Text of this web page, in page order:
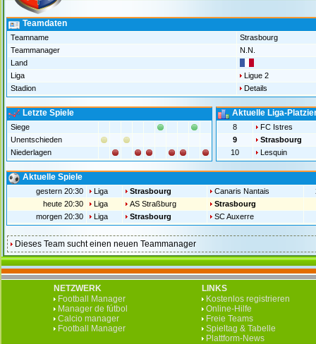
Teamdaten
Teamname
Strasbourg
Teammanager
N.N.
Land
Liga
Ligue 2
Stadion
Details
Letzte Spiele
Siege
Unentschieden
Niederlagen
Aktuelle Liga-
8
FC Istres
9
Strasbourg
10
Lesquin
Aktuelle Spiele
gestern 20:30 Liga Strasbourg Canaris Nantais
heute 20:30
Liga AS Straßburg
Strasbourg
morgen 20:30
Liga Strasbourg SC Auxerre
Dieses Team sucht einen neuen Teammanager
NETZWERK
Football Manager
Manager de fútbol
Calcio manager
Football Manager
LINKS
Kostenlos registrieren
Online-Hilfe
Freie Teams
Spieltag & Tabelle
Plattform-News